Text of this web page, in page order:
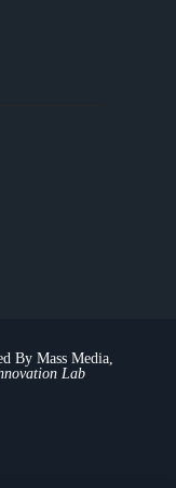
By Mass Media,
Lab